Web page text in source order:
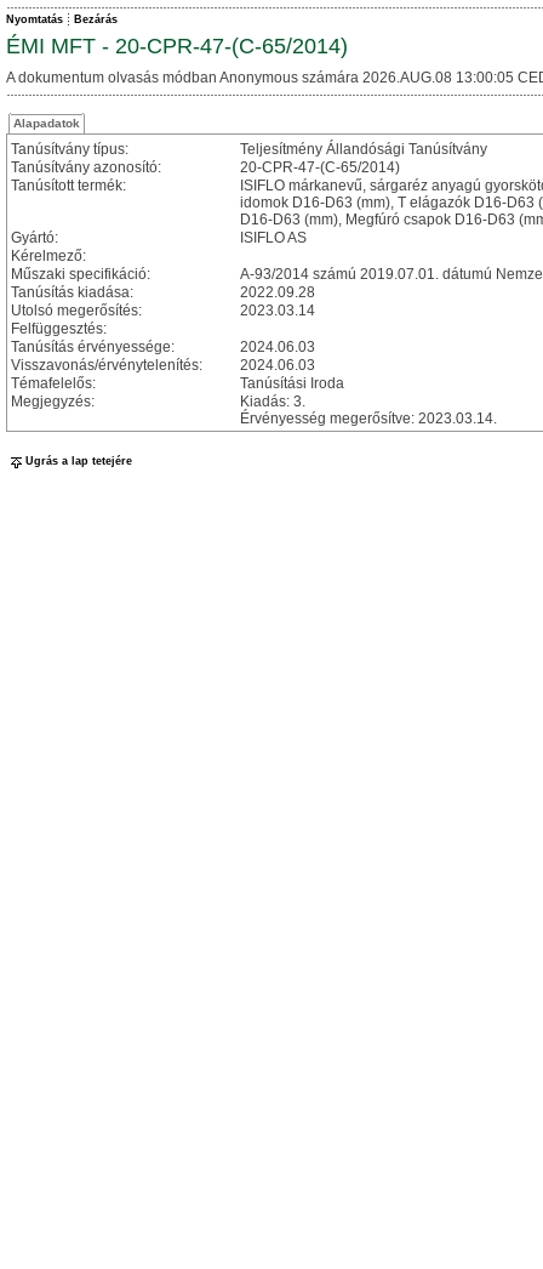
Nyomtatás Bezárás
ÉMI MFT - 20-CPR-47-(C-65/2014)
A dokumentum olvasás módban Anonymous számára 2026.AUG.08 13:00:05
Alapadatok
Tanúsítvány típus:
Teljesítmény Állandósági Tanúsítvány
Tanúsítvány azonosító:
20-CPR-47-(C-65/2014)
Tanúsított termék:
ISIFLO márkanevű, sárgaréz anyagú
idomok D16-D63 (mm), T elágazók D16-D63
D16-D63 (mm), Megfúró csapok D16-D63
Gyártó:
ISIFLO AS
Kérelmező:
Műszaki specifikáció:
A-93/2014 számú 2019.07.01. dátumú
Tanúsítás kiadása:
2022.09.28
Utolsó megerősítés:
2023.03.14
Felfüggesztés:
Tanúsítás érvényessége:
2024.06.03
Visszavonás/érvénytelenítés:
2024.06.03
Témafelelős:
Tanúsítási Iroda
Megjegyzés:
Kiadás: 3.
Érvényesség megerősítve: 2023.03.14.
Ugrás a lap tetejére